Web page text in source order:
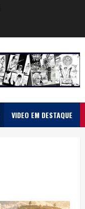
VIDEO EM DESTAQUE